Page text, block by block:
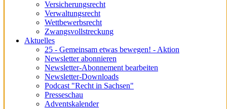
Versicherungsrecht
Verwaltungsrecht
Wettbewerbsrecht
Zwangsvollstreckung
Aktuelles
25 - Gemeinsam etwas bewegen! - Aktion
Newsletter abonnieren
Newsletter-Abonnement bearbeiten
Newsletter-Downloads
Podcast "Recht in Sachsen"
Presseschau
Adventskalender